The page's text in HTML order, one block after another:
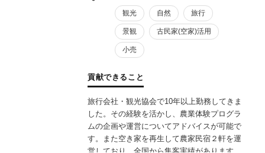
観光 自然 旅行
景観 古民家(空家)活用
小売
貢献できること
旅行会社・観光協会で10年以上勤務してきま
した。その経験を活かし、農業体験プログラ
ムの企画や運営についてアドバイスが可能で
す。また空き家を再生して農家民宿２軒を運
営しており、全国から集客実績があります。